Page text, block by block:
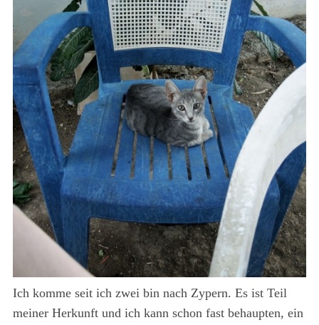
Ich komme seit ich zwei bin nach Zypern. Es ist Teil
meiner Herkunft und ich kann schon fast behaupten, ein